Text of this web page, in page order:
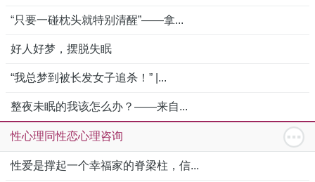
“只要一碰枕头就特别清醒”——拿...
好人好梦，摆脱失眠
“我总梦到被长发女子追杀！” |...
整夜未眠的我该怎么办？——来自...
性心理同性恋心理咨询
性爱是撑起一个幸福家的脊梁柱，信...